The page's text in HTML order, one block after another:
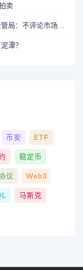
卖
第二批稳定币牌照国庆前后发放？香港金管局：不评论市场传闻 持开放而谨慎态度
潭？
币安 ETF
稳定币
议 Web3
马斯克